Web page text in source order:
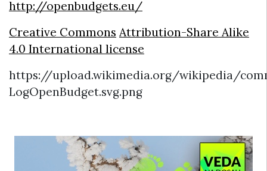
http://openbudgets.eu/
Creative Commons Attribution-Share Alike
4.0 International license
https://upload.wikimedia.org/wikipedia/
LogOpenBudget.svg.png